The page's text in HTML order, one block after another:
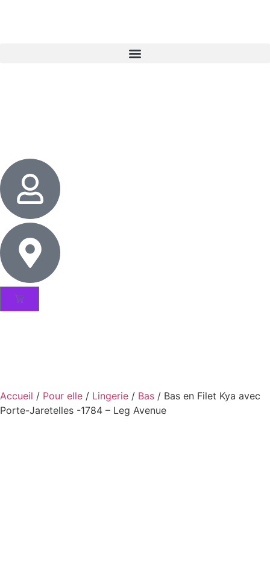
Accueil / Pour elle / Lingerie / Bas / Bas en Filet Kya avec
Porte-Jaretelles -1784 – Leg Avenue